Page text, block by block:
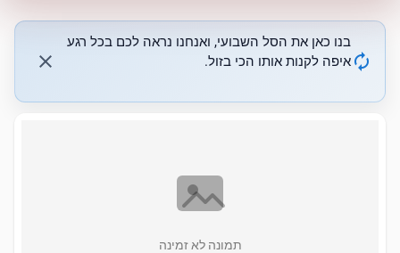
autorenew
בנו כאן את הסל השבועי, ואנחנו נראה לכם בכל רגע
איפה לקנות אותו הכי בזול.
close
תמונה לא זמינה